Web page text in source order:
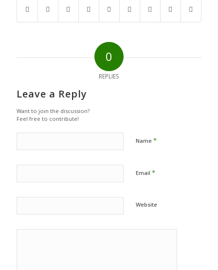
0
REPLIES
Leave a Reply
Want to join the discussion?
Feel free to contribute!
Name *
Email *
Website